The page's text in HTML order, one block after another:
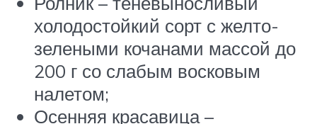
холодостойкий сорт с желто-
зелеными кочанами массой до
200 г со слабым восковым
налетом;
Осенняя красавица –